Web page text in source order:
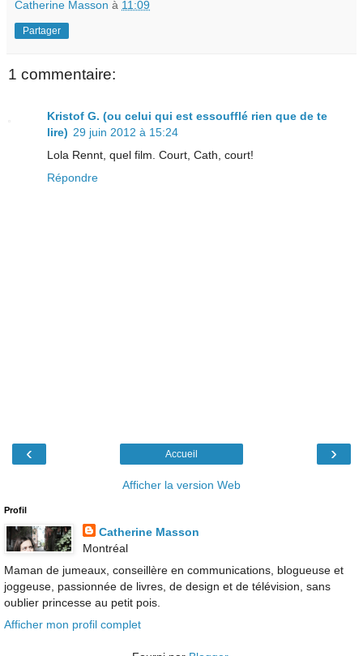
Catherine Masson à 11:09
Partager
1 commentaire:
Kristof G. (ou celui qui est essoufflé rien que de te
lire) 29 juin 2012 à 15:24
Lola Rennt, quel film. Court, Cath, court!
Répondre
‹ ›
Accueil
Afficher la version Web
Profil
Catherine Masson
Montréal
Maman de jumeaux, conseillère en communications, blogueuse et
joggeuse, passionnée de livres, de design et de télévision, sans
oublier princesse au petit pois.
Afficher mon profil complet